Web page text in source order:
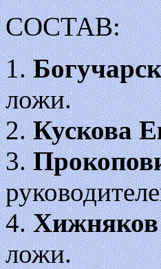
СОСТАВ:
1.
ложи.
2.Кускова
3.
4.Хижняков
ложи.